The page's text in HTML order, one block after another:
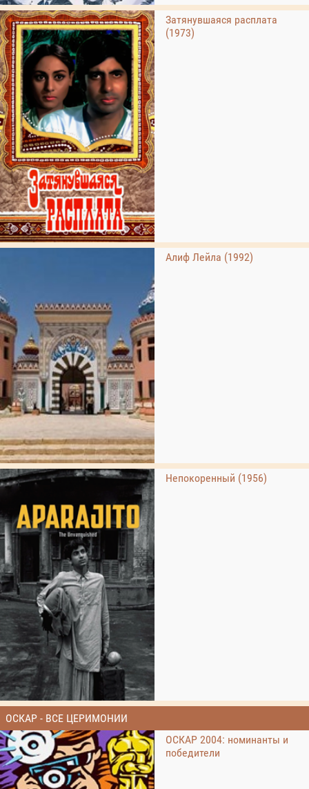
Затянувшаяся расплата
(1973)
Алиф Лейла (1992)
Непокоренный (1956)
ОСКАР - ВСЕ ЦЕРИМОНИИ
ОСКАР 2004: номинанты и
победители